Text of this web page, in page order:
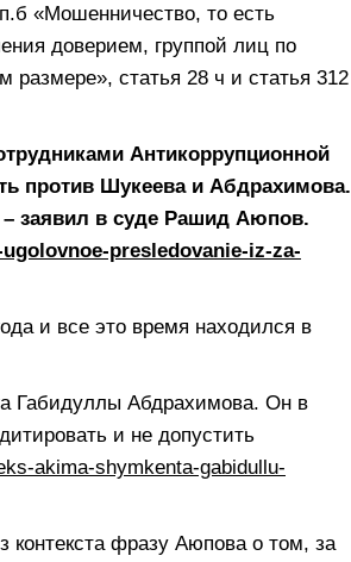
«Мошенничество, то есть
доверием, группой лиц по
размере», статья 28 ч и статья 312
Антикоррупционной
против Шукеева и Абдрахимова.
заявил в суде Рашид Аюпов.
presledovanie-iz-za-
и все это время находился в
Габидуллы Абдрахимова. Он в
и не допустить
akima-shymkenta-gabidullu-
контекста фразу Аюпова о том, за